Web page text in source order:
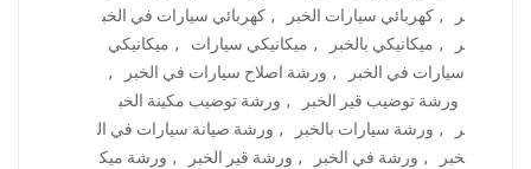
ر
, كهربائي سيارات الخبر , كهربائي سيارات في الخب
ر
, ميكانيكي بالخبر , ميكانيكي سيارات , ميكانيكي
سيارات في الخبر
, ورشة اصلاح سيارات في الخبر
,
ورشة توضيب قير الخبر
, ورشة توضيب مكينة الخب
ر
, ورشة سيارات بالخبر , ورشة صيانة سيارات في ال
خبر
, ورشة في الخبر , ورشة قير الخبر , ورشة ميك